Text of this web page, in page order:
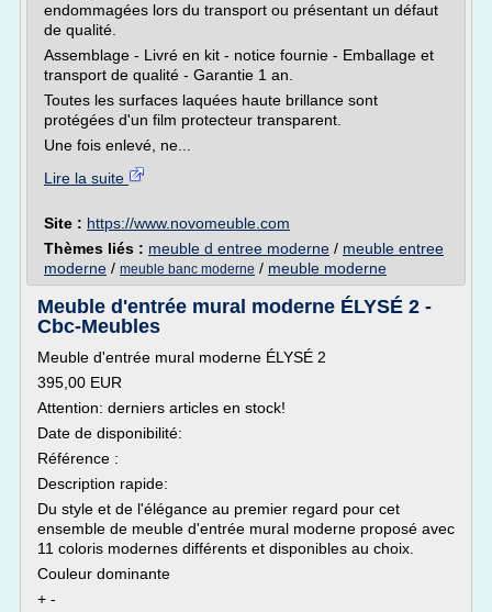
endommagées lors du transport ou présentant un défaut
de qualité.
Assemblage - Livré en kit - notice fournie - Emballage et
transport de qualité - Garantie 1 an.
Toutes les surfaces laquées haute brillance sont
protégées d'un film protecteur transparent.
Une fois enlevé, ne...
Lire la suite
Site : https://www.novomeuble.com
Thèmes liés : meuble d entree moderne / meuble entree
moderne / meuble banc moderne / meuble moderne
Meuble d'entrée mural moderne ÉLYSÉ 2 -
Cbc-Meubles
Meuble d'entrée mural moderne ÉLYSÉ 2
395,00 EUR
Attention: derniers articles en stock!
Date de disponibilité:
Référence :
Description rapide:
Du style et de l'élégance au premier regard pour cet
ensemble de meuble d'entrée mural moderne proposé avec
11 coloris modernes différents et disponibles au choix.
Couleur dominante
+ -